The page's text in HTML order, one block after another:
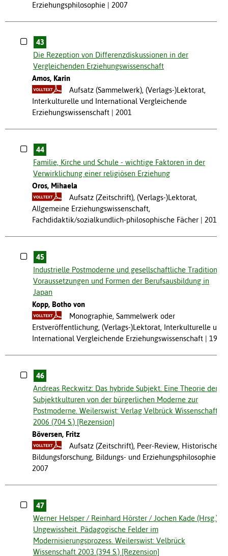
Erziehungsphilosophie
2007
43
Die Rezeption von Differenzdiskussionen in der
Vergleichenden Erziehungswissenschaft
Amos, Karin
Aufsatz (Sammelwerk), (Verlags-)Lektorat,
Interkulturelle und International Vergleichende
Erziehungswissenschaft
2001
44
Familie, Kirche und Schule - wichtige Faktoren in der
Verwirklichung einer religiösen Erziehung
Oros, Mihaela
Aufsatz (Zeitschrift), (Verlags-)Lektorat,
Allgemeine Erziehungswissenschaft,
Fachdidaktik/sozialkundlich-philosophische Fächer
2010
45
Industrielle Postmoderne und gesellschaftliche Tradition:
Voraussetzungen und Formen der Berufsausbildung in
Japan
Kopp, Botho von
Monographie, Sammelwerk oder
Erstveröffentlichung, (Verlags-)Lektorat, Interkulturelle und
International Vergleichende Erziehungswissenschaft
1994
46
Andreas Reckwitz: Das hybride Subjekt. Eine Theorie der
Subjektkulturen von der bürgerlichen Moderne zur
Postmoderne. Weilerswist: Verlag Velbrück Wissenschaft
2006 (704 S.) [Rezension]
Böversen, Fritz
Aufsatz (Zeitschrift), Peer-Review, Historische
Bildungsforschung, Bildungs- und Erziehungsphilosophie
2007
47
Werner Helsper / Reinhard Hörster / Jochen Kade (Hrsg.):
Ungewissheit. Pädagogische Felder im
Modernisierungsprozess. Weilerswist: Velbrück
Wissenschaft 2003 (394 S.) [Rezension]